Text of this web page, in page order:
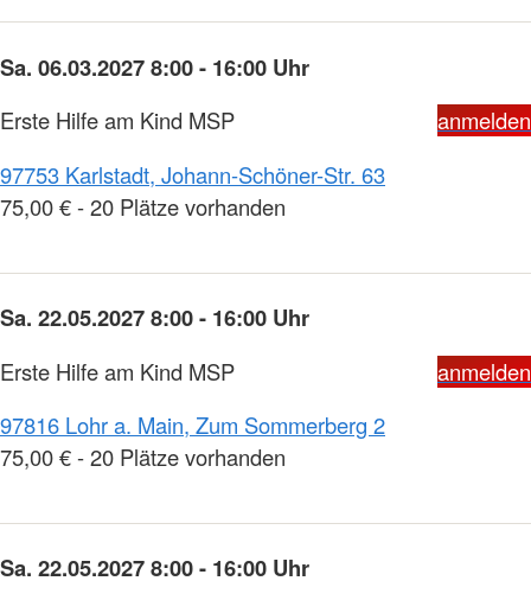
Sa. 06.03.2027 8:00 - 16:00 Uhr
Erste Hilfe am Kind MSP
anmelden
97753 Karlstadt, Johann-Schöner-Str. 63
75,00 € - 20 Plätze vorhanden
Sa. 22.05.2027 8:00 - 16:00 Uhr
Erste Hilfe am Kind MSP
anmelden
97816 Lohr a. Main, Zum Sommerberg 2
75,00 € - 20 Plätze vorhanden
Sa. 22.05.2027 8:00 - 16:00 Uhr